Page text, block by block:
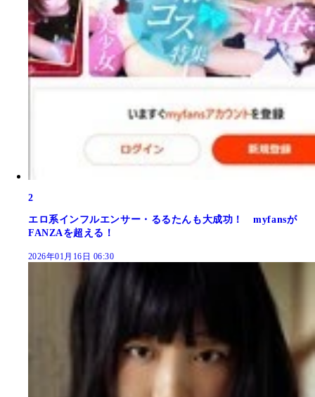
2
エロ系インフルエンサー・るるたんも大成功！ myfansが
FANZAを超える！
2026年01月16日 06:30